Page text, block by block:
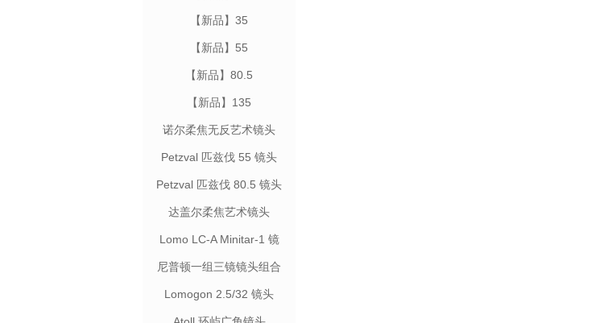
【新品】35
【新品】55
【新品】80.5
【新品】135
诺尔柔焦无反艺术镜头
Petzval 匹兹伐 55 镜头
Petzval 匹兹伐 80.5 镜头
达盖尔柔焦艺术镜头
Lomo LC-A Minitar-1 镜
尼普顿一组三镜镜头组合
Lomogon 2.5/32 镜头